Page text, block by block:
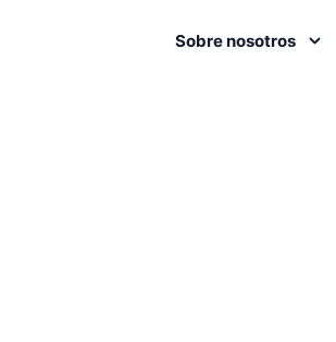
Sobre nosotros